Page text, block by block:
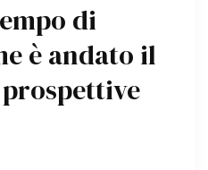
di
è andato il